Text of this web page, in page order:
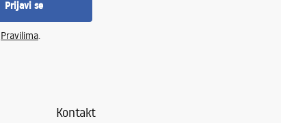
Prijavi se
Pravilima.
Kontakt